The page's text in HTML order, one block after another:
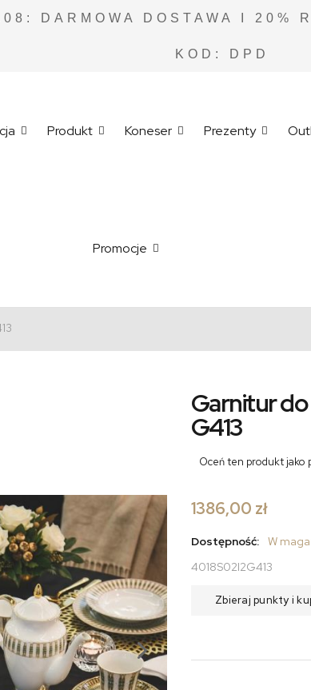
DARMOWA DOSTAWA I 20%
KOD: DPD
Produkt Koneser Prezenty
Promocje
Garnitur do
G413
Oceń ten produkt jako
1386,00 zł
Dostępność:
W
4018S02I2G413
Zbieraj punkty i